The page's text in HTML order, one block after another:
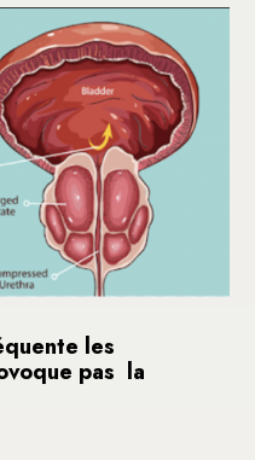
les
pas la